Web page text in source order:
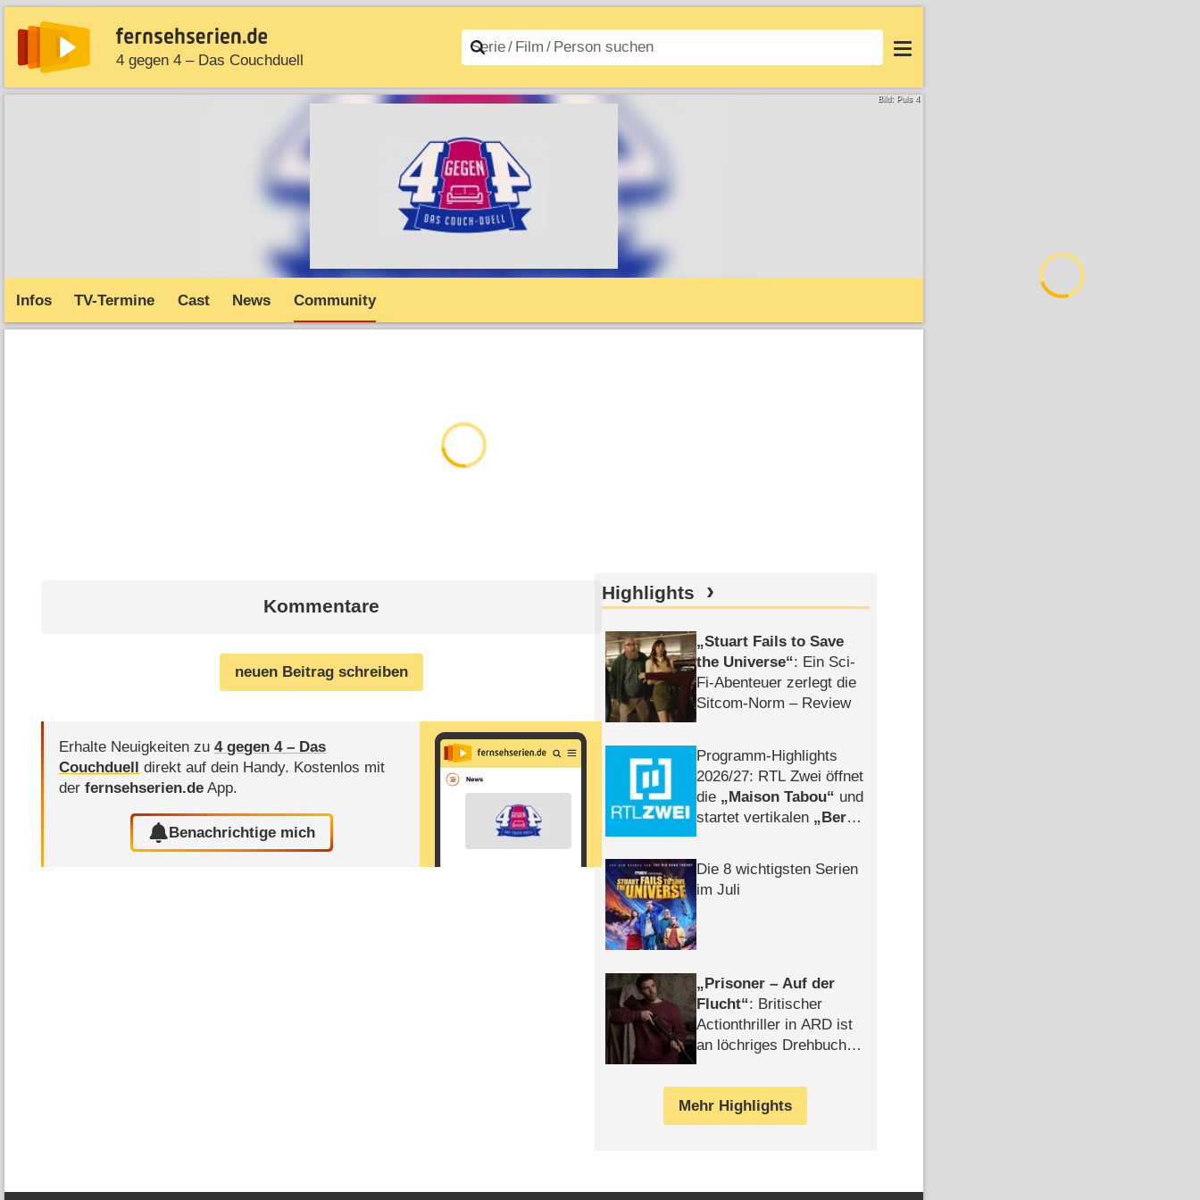
4 gegen 4 – Das Couchduell
News Entdecken Streaming TV-Starts Filme A–Z Login
Bild: Puls 4
Infos TV-Termine Cast News Community
Kommentare
neuen Beitrag schreiben
Erhalte Neuigkeiten zu4 gegen 4 – Das
Couchduell direkt auf dein Handy. Kostenlos mit
derfernsehserien.de App.
Benachrichtige mich
Highlights
Stuart Fails to Save
the Universe : Ein Sci-
Fi-Abenteuer zerlegt die
Sitcom-Norm – Review
Programm-Highlights
2026/​27: RTL Zwei öffnet
die
Maison Tabou
und
startet vertikalen
Berlin
Die 8 wichtigsten Serien
im Juli
Prisoner – Auf der
Flucht : Britischer
Actionthriller in ARD ist
an löchriges Drehbuch
Mehr Highlights